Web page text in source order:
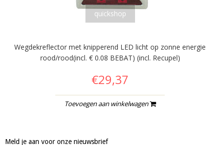
quickshop
Wegdekreflector met knipperend LED licht op zonne energie
rood/rood(incl. € 0.08 BEBAT) (incl. Recupel)
€29,37
Toevoegen aan winkelwagen
Meld je aan voor onze nieuwsbrief